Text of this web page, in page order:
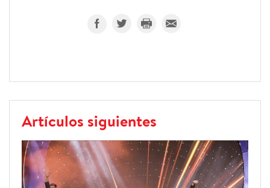
Artículos siguientes